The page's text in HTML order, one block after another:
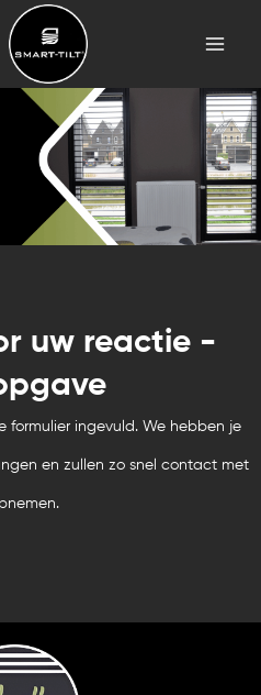
uw reactie -
formulier ingevuld. We hebben je
en zullen zo snel contact met